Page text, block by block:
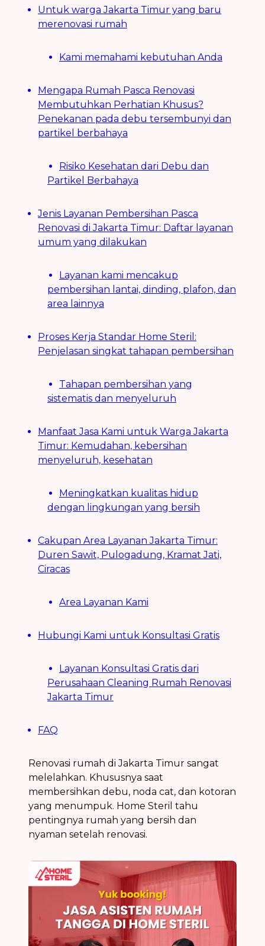
Untuk warga Jakarta Timur yang baru
merenovasi rumah
Kami memahami kebutuhan Anda
Mengapa Rumah Pasca Renovasi
Membutuhkan Perhatian Khusus?
Penekanan pada debu tersembunyi dan
partikel berbahaya
Risiko Kesehatan dari Debu dan
Partikel Berbahaya
Jenis Layanan Pembersihan Pasca
Renovasi di Jakarta Timur: Daftar layanan
umum yang dilakukan
Layanan kami mencakup
pembersihan lantai, dinding, plafon, dan
area lainnya
Proses Kerja Standar Home Steril:
Penjelasan singkat tahapan pembersihan
Tahapan pembersihan yang
sistematis dan menyeluruh
Manfaat Jasa Kami untuk Warga Jakarta
Timur: Kemudahan, kebersihan
menyeluruh, kesehatan
Meningkatkan kualitas hidup
dengan lingkungan yang bersih
Cakupan Area Layanan Jakarta Timur:
Duren Sawit, Pulogadung, Kramat Jati,
Ciracas
Area Layanan Kami
Hubungi Kami untuk Konsultasi Gratis
Layanan Konsultasi Gratis dari
Perusahaan Cleaning Rumah Renovasi
Jakarta Timur
FAQ
Renovasi rumah di Jakarta Timur sangat
melelahkan. Khususnya saat
membersihkan debu, noda cat, dan kotoran
yang menumpuk. Home Steril tahu
pentingnya rumah yang bersih dan
nyaman setelah renovasi.